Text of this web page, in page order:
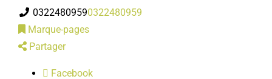
DÉMARCHES ADMINISTRATIVES
SERVICES MUNICIPAUX
03224809590322480959
Marque-pages
Partager
Facebook